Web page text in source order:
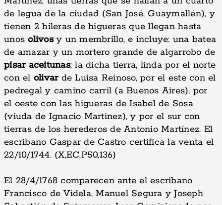
de legua de la ciudad (San José, Guaymallén), y
tienen 2 hileras de higueras que llegan hasta
unosolivosy un membrillo, e incluye: una batea
de amazar y un mortero grande de algarrobo de
pisar aceitunas; la dicha tierra, linda por el norte
con el olivarde Luisa Reinoso, por el este con el
pedregal y camino carril (a Buenos Aires), por
el oeste con las higueras de Isabel de Sosa
(viuda de Ignacio Martinez), y por el sur con
tierras de los herederos de Antonio Martínez. El
escribano Gaspar de Castro certifica la venta el
22/10/1744. (X,EC,P50,136)
El 28/4/1768 comparecen ante el escribano
Francisco de Videla, Manuel Segura y Joseph